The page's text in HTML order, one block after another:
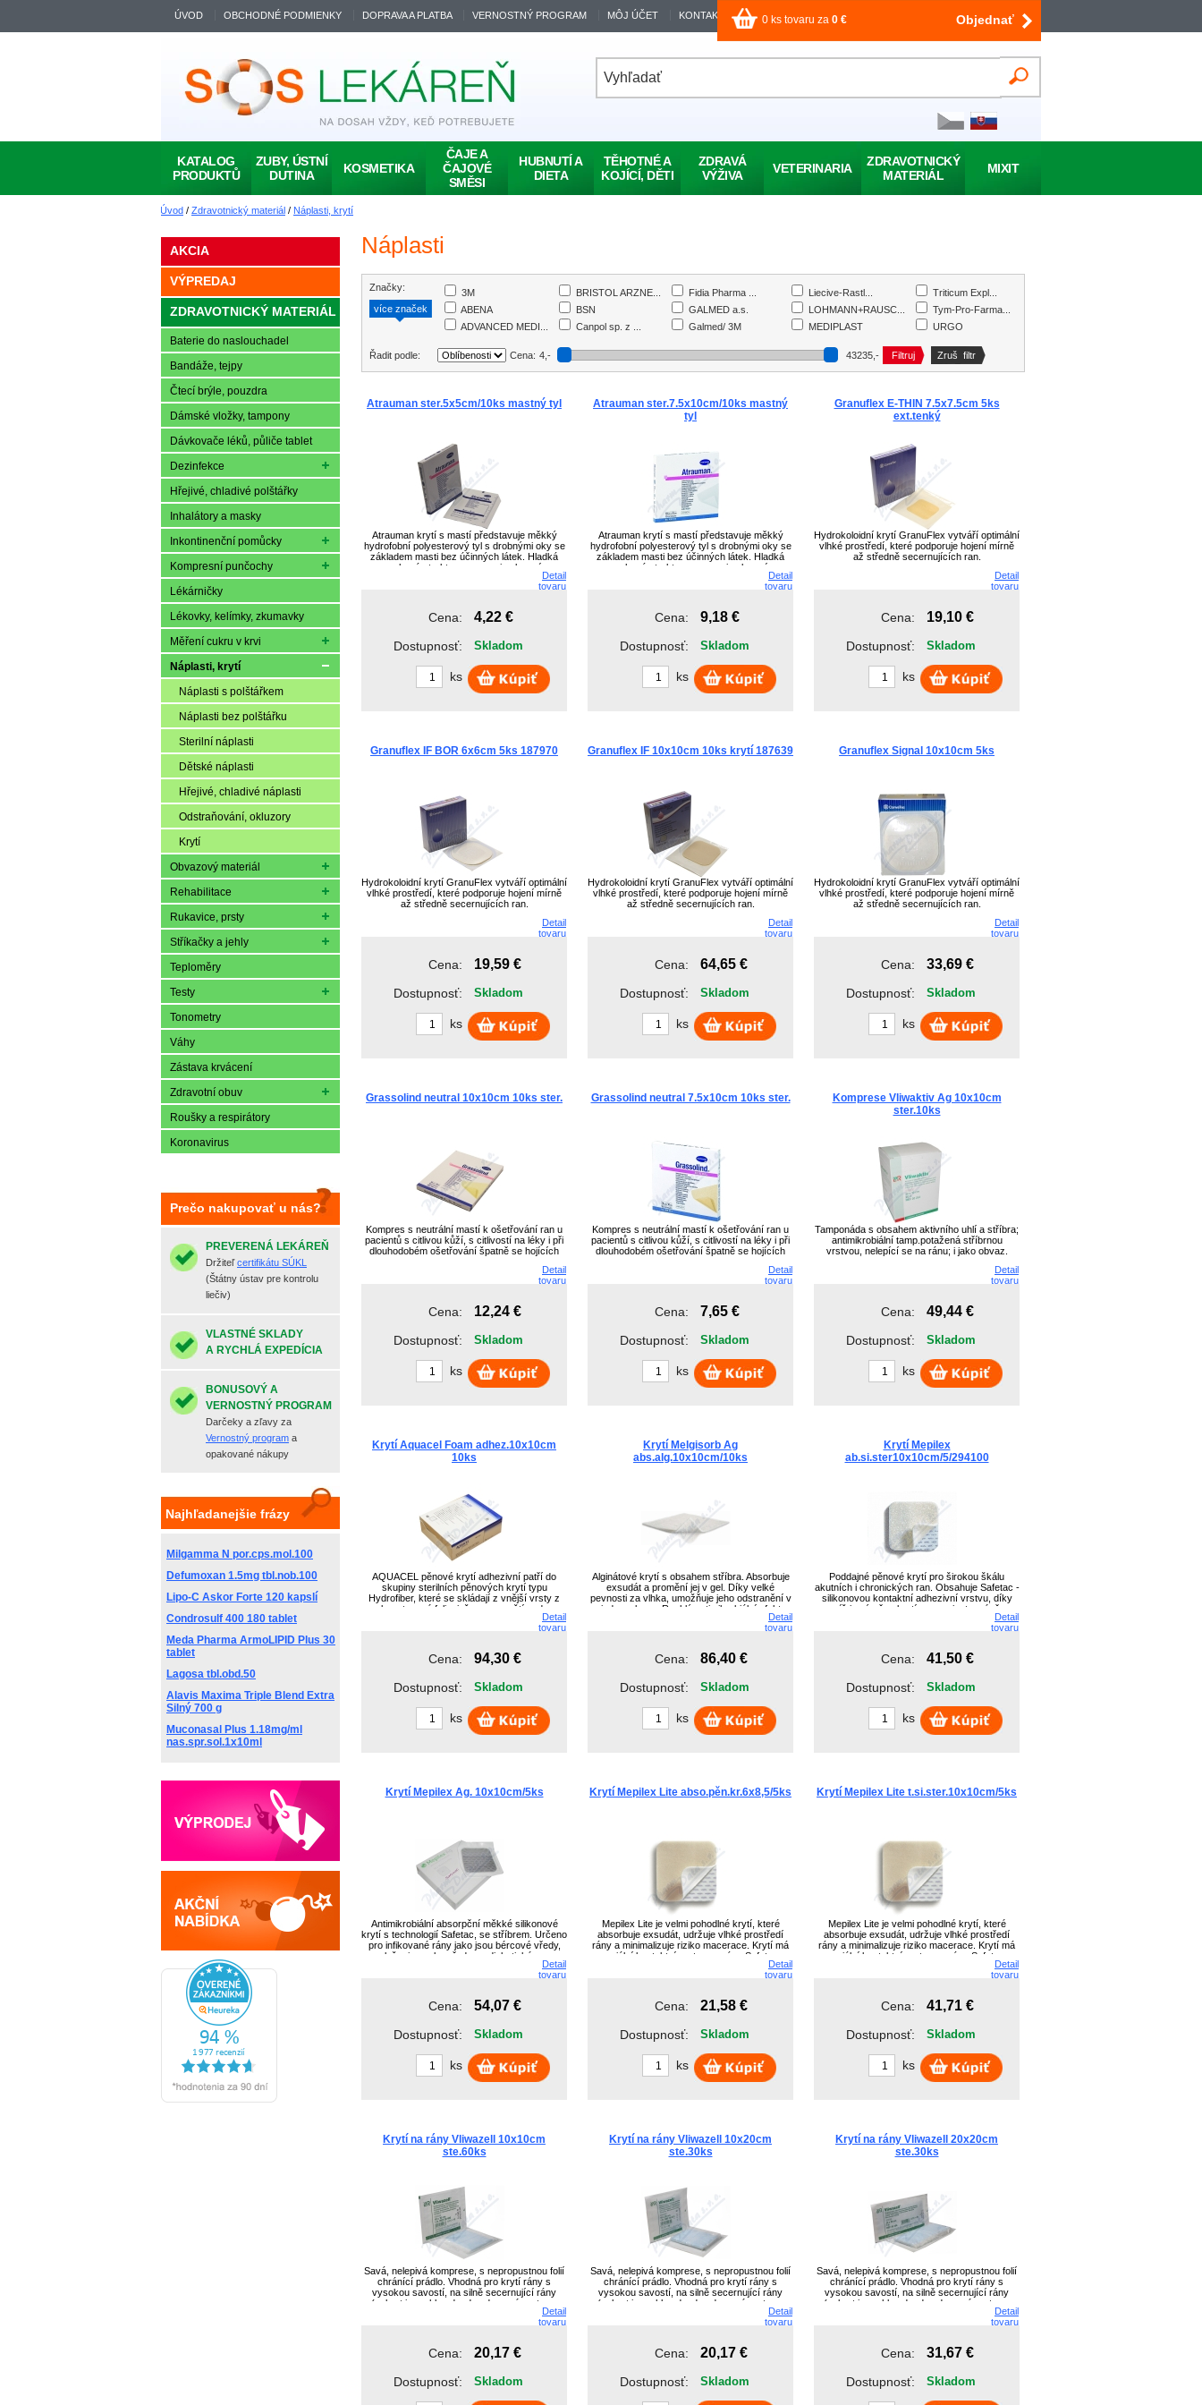
Úvod / Zdravotnický materiál / Náplasti, krytí
Náplasti
Značky:
více značek
3M
ABENA
ADVANCED MEDI...
ALFA VITA, s....
BEAUTYMORE s....
BRISTOL ARZNE...
BSN
Canpol sp. z ...
CONVATEC
ERBAGIL
Fidia Pharma ...
GALMED a.s.
Galmed/ 3M
HARTMANN
HEALTH FOOD P...
Liecive-Rastl...
LOHMANN+RAUSC...
MEDIPLAST
OMEGA PHARMA ...
STERIWUND
Triticum Expl...
Tym-Pro-Farma...
URGO
UrgoMedical
Řadit podle: Cena: 4 ,- 43235 ,-
Atrauman ster.5x5cm/10ks mastný tyl
Atrauman krytí s mastí představuje měkký
hydrofobní polyesterový tyl s drobnými oky se
základem masti bez účinných látek. Hladká
povrchová struktura zamezuje slepení se
spodinou rány. Chrání ránu před vysušením.
Sterilní verze. Jednotlivě zatavený.
Detail
tovaru
Cena: 4,22 €
Dostupnosť: Skladom
ks
Atrauman ster.7.5x10cm/10ks mastný
tyl
Atrauman krytí s mastí představuje měkký
hydrofobní polyesterový tyl s drobnými oky se
základem masti bez účinných látek. Hladká
povrchová struktura zamezuje slepení se
spodinou rány. Chrání ránu před vysušením.
Sterilní verze. Jednotlivě zatavený.
Detail
tovaru
Cena: 9,18 €
Dostupnosť: Skladom
ks
Granuflex E-THIN 7.5x7.5cm 5ks
ext.tenký
Hydrokoloidní krytí GranuFlex vytváří optimální
vlhké prostředí, které podporuje hojení mírně
až středně secernujících ran.
Detail
tovaru
Cena: 19,10 €
Dostupnosť: Skladom
ks
Granuflex IF BOR 6x6cm 5ks 187970
Hydrokoloidní krytí GranuFlex vytváří optimální
vlhké prostředí, které podporuje hojení mírně
až středně secernujících ran.
Detail
tovaru
Cena: 19,59 €
Dostupnosť: Skladom
ks
Granuflex IF 10x10cm 10ks krytí 187639
Hydrokoloidní krytí GranuFlex vytváří optimální
vlhké prostředí, které podporuje hojení mírně
až středně secernujících ran.
Detail
tovaru
Cena: 64,65 €
Dostupnosť: Skladom
ks
Granuflex Signal 10x10cm 5ks
Hydrokoloidní krytí GranuFlex vytváří optimální
vlhké prostředí, které podporuje hojení mírně
až středně secernujících ran.
Detail
tovaru
Cena: 33,69 €
Dostupnosť: Skladom
ks
Grassolind neutral 10x10cm 10ks ster.
Kompres s neutrální mastí k ošetřování ran u
pacientů s citlivou kůží, s citlivostí na léky i při
dlouhodobém ošetřování špatně se hojících
Detail
tovaru
Cena: 12,24 €
Dostupnosť: Skladom
ks
Grassolind neutral 7.5x10cm 10ks ster.
Kompres s neutrální mastí k ošetřování ran u
pacientů s citlivou kůží, s citlivostí na léky i při
dlouhodobém ošetřování špatně se hojících
Detail
tovaru
Cena: 7,65 €
Dostupnosť: Skladom
ks
Komprese Vliwaktiv Ag 10x10cm
ster.10ks
Tamponáda s obsahem aktivního uhlí a stříbra;
antimikrobiální tamp.potažená stříbrnou
vrstvou, nelepící se na ránu; i jako obvaz.
Detail
tovaru
Cena: 49,44 €
Dostupnosť: Skladom
ks
Krytí Aquacel Foam adhez.10x10cm
10ks
AQUACEL pěnové krytí adhezivní patří do
skupiny sterilních pěnových krytí typu
Hydrofiber, které se skládají z vnější vrsty z
polyuretanové folie, jež nepropouští vodu, a
vícevrstvého absorpčního polštářku.Materiál je
opatřen silikonovým lepivým okrajem.
Detail
tovaru
Cena: 94,30 €
Dostupnosť: Skladom
ks
Krytí Melgisorb Ag
abs.alg.10x10cm/10ks
Alginátové krytí s obsahem stříbra. Absorbuje
exsudát a promění jej v gel. Díky velké
pevnosti za vlhka, umožňuje jeho odstranění v
jednom kuse. Rychlý antimikrobiální efekt
během 4 hodin. Trvalý antimikrobiální efekt až
Detail
tovaru
Cena: 86,40 €
Dostupnosť: Skladom
ks
Krytí Mepilex
ab.si.ster10x10cm/5/294100
Poddajné pěnové krytí pro širokou škálu
akutních i chronických ran. Obsahuje Safetac -
silikonovou kontaktní adhezivní vrstvu, díky
níž je výměna krytí pro pacienta méně
bolestivá. Utěsní okraje rány a chrání tak kůži
Detail
tovaru
Cena: 41,50 €
Dostupnosť: Skladom
ks
Krytí Mepilex Ag. 10x10cm/5ks
Antimikrobiální absorpční měkké silikonové
krytí s technologií Safetac, se stříbrem. Určeno
pro infikované rány jako jsou bércové vředy,
proleženiny nebo vředy na diabetické noze.
Detail
tovaru
Cena: 54,07 €
Dostupnosť: Skladom
ks
Krytí Mepilex Lite abso.pěn.kr.6x8,5/5ks
Mepilex Lite je velmi pohodlné krytí, které
absorbuje exsudát, udržuje vlhké prostředí
rány a minimalizuje riziko macerace. Krytí má
speciální kontaktní vrstvu na rány Safetac s
Detail
tovaru
Cena: 21,58 €
Dostupnosť: Skladom
ks
Krytí Mepilex Lite t.si.ster.10x10cm/5ks
Mepilex Lite je velmi pohodlné krytí, které
absorbuje exsudát, udržuje vlhké prostředí
rány a minimalizuje riziko macerace. Krytí má
speciální kontaktní vrstvu na rány Safetac s
Detail
tovaru
Cena: 41,71 €
Dostupnosť: Skladom
ks
Krytí na rány Vliwazell 10x10cm
ste.60ks
Savá, nelepivá komprese, s nepropustnou folií
chránící prádlo. Vhodná pro krytí rány s
vysokou savostí, na silně secernující rány
(sekret je rychle odveden do savé vrstvy z
buničinových vloček, NT na horní straněDetail
tovaru
Cena: 20,17 €
Dostupnosť: Skladom
Krytí na rány Vliwazell 10x20cm
ste.30ks
Savá, nelepivá komprese, s nepropustnou folií
chránící prádlo. Vhodná pro krytí rány s
vysokou savostí, na silně secernující rány
(sekret je rychle odveden do savé vrstvy z
buničinových vloček, NT na horní straněDetail
tovaru
Cena: 20,17 €
Dostupnosť: Skladom
Krytí na rány Vliwazell 20x20cm
ste.30ks
Savá, nelepivá komprese, s nepropustnou folií
chránící prádlo. Vhodná pro krytí rány s
vysokou savostí, na silně secernující rány
(sekret je rychle odveden do savé vrstvy z
buničinových vloček, NT na horní straněDetail
tovaru
Cena: 31,67 €
Dostupnosť: Skladom
AKCIA
VÝPREDAJ
ZDRAVOTNICKÝ MATERIÁL
Baterie do naslouchadel
Bandáže, tejpy
Čtecí brýle, pouzdra
Dámské vložky, tampony
Dávkovače léků, půliče tablet
Dezinfekce
Hřejivé, chladivé polštářky
Inhalátory a masky
Inkontinenční pomůcky
Kompresní punčochy
Lékárničky
Lékovky, kelímky, zkumavky
Měření cukru v krvi
Náplasti, krytí
Náplasti s polštářkem
Náplasti bez polštářku
Sterilní náplasti
Dětské náplasti
Hřejivé, chladivé náplasti
Odstraňování, okluzory
Krytí
Obvazový materiál
Rehabilitace
Rukavice, prsty
Stříkačky a jehly
Teploměry
Testy
Tonometry
Váhy
Zástava krvácení
Zdravotní obuv
Roušky a respirátory
Koronavirus
Prečo nakupovať u nás?
PREVERENÁ LEKÁREŇ
Držiteľcertifikátu SÚKL
(Štátny ústav pre kontrolu
liečiv)
VLASTNÉ SKLADY
A RYCHLÁ EXPEDÍCIA
BONUSOVÝ A
VERNOSTNÝ PROGRAM
Darčeky a zľavy za
Vernostný program a
opakované nákupy
Najhľadanejšie frázy
Milgamma N por.cps.mol.100
Defumoxan 1.5mg tbl.nob.100
Lipo-C Askor Forte 120 kapslí
Condrosulf 400 180 tablet
Meda Pharma ArmoLIPID Plus 30
tablet
Lagosa tbl.obd.50
Alavis Maxima Triple Blend Extra
Silný 700 g
Muconasal Plus 1.18mg/ml
nas.spr.sol.1x10ml
ÚVOD OBCHODNÉ PODMIENKY DOPRAVA A PLATBA VERNOSTNÝ PROGRAM MÔJ ÚČET KONTAKT 0 ks tovaru za 0 € Objednať
KATALOG
PRODUKTŮ
ZUBY, ÚSTNÍ
DUTINA
KOSMETIKA
ČAJE A
ČAJOVÉ
SMĚSI
HUBNUTÍ A
DIETA
TĚHOTNÉ A
KOJÍCÍ, DĚTI
ZDRAVÁ
VÝŽIVA
VETERINARIA
ZDRAVOTNICKÝ
MATERIÁL
MIXIT